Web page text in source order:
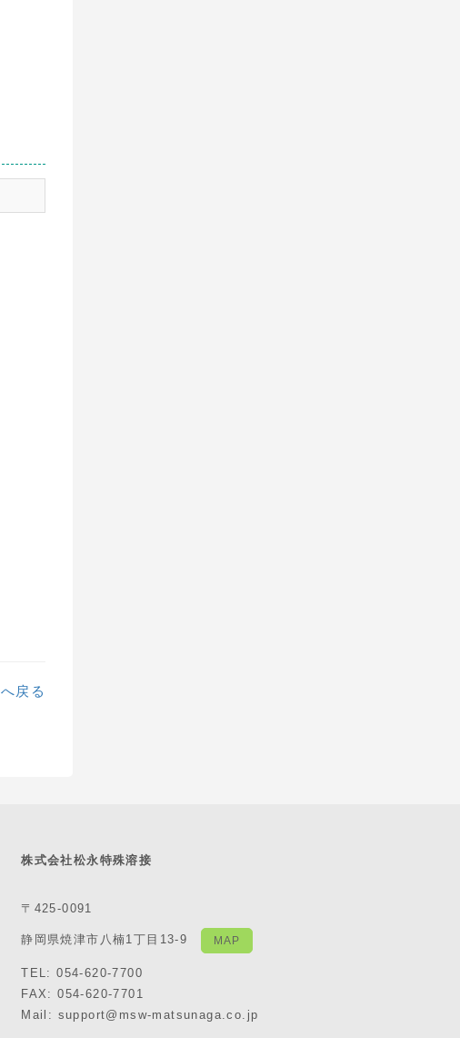
へ戻る
株式会社松永特殊溶接
〒425-0091
静岡県焼津市八楠1丁目13-9 MAP
TEL: 054-620-7700
FAX: 054-620-7701
Mail: support@msw-matsunaga.co.jp